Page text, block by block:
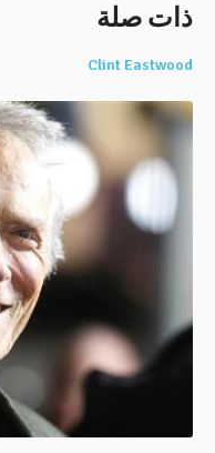
ذات صلة
Clint Eastwood